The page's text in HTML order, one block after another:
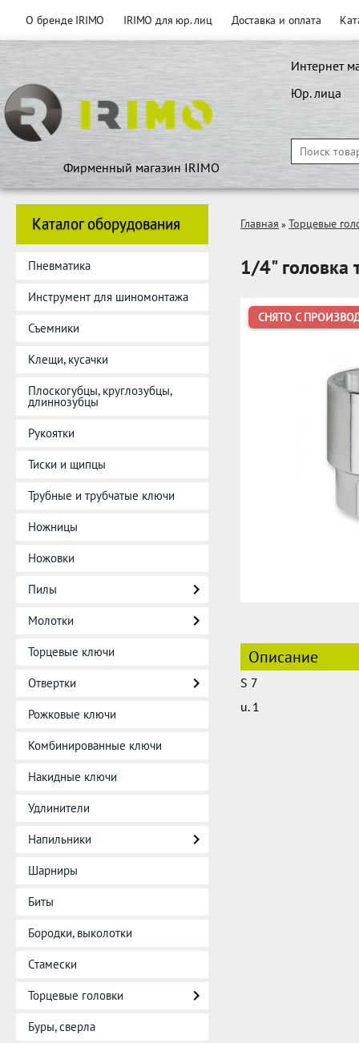
О бренде IRIMO IRIMO для юр. лиц Доставка и оплата
Фирменный магазин IRIMO
Интернет
Юр. лица
Каталог оборудования
Пневматика
Инструмент для шиномонтажа
Съемники
Клещи, кусачки
Плоскогубцы, круглозубцы,
длиннозубцы
Рукоятки
Тиски и щипцы
Трубные и трубчатые ключи
Ножницы
Ножовки
Пилы
Молотки
Торцевые ключи
Отвертки
Рожковые ключи
Комбинированные ключи
Накидные ключи
Удлинители
Напильники
Шарниры
Биты
Бородки, выколотки
Стамески
Торцевые головки
Буры, сверла
Главная » Торцевые
1/4" головка
СНЯТО С
Описание
S 7
u. 1